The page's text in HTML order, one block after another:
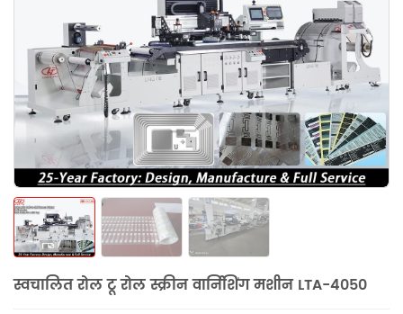
स्वचालित रोल टू रोल स्क्रीन वार्निशिंग मशीन LTA-4050